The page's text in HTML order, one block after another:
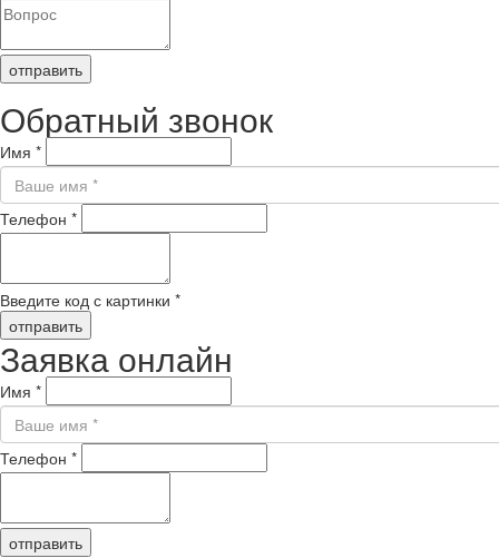
отправить
Обратный звонок
Имя *
Телефон *
Введите код с картинки *
отправить
Заявка онлайн
Имя *
Телефон *
отправить